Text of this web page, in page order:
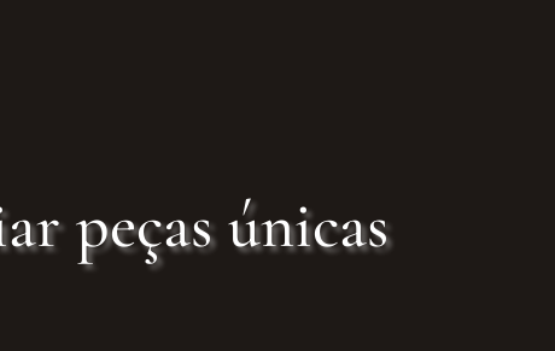
peças únicas